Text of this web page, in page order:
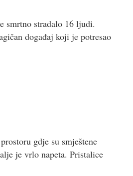
smrtno stradalo 16 ljudi.
događaj koji je potresao
gdje su smještene
je vrlo napeta. Pristalice